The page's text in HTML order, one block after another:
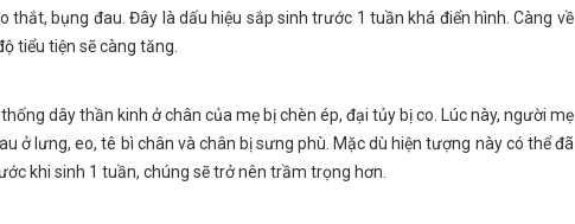
thắt, bụng đau. Đây là dấu hiệu sắp sinh trước 1 tuần khá điển hình. Càng về
tiểu tiện sẽ càng tăng.
dây thần kinh ở chân của mẹ bị chèn ép, đại tủy bị co. Lúc này, người mẹ
ở lưng, eo, tê bì chân và chân bị sưng phù. Mặc dù hiện tượng này có thể đã
khi sinh 1 tuần, chúng sẽ trở nên trầm trọng hơn.